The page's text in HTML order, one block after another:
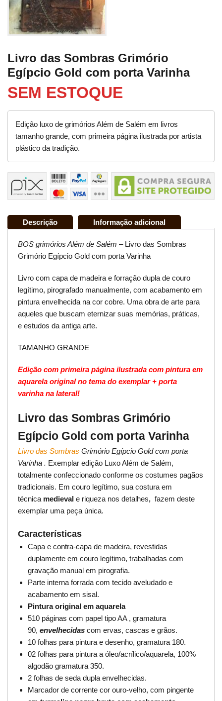
Livro das Sombras Grimório
Egípcio Gold com porta Varinha
SEM ESTOQUE
Edição luxo de grimórios Além de Salém em livros
tamanho grande, com primeira página ilustrada por artista
plástico da tradição.
Descrição Informação adicional
BOS grimórios Além de Salém – Livro das Sombras
Grimório Egípcio Gold com porta Varinha
Livro com capa de madeira e forração dupla de couro
legítimo, pirografado manualmente, com acabamento em
pintura envelhecida na cor cobre. Uma obra de arte para
aqueles que buscam eternizar suas memórias, práticas,
e estudos da antiga arte.
TAMANHO GRANDE
Edição com primeira página ilustrada com pintura em
aquarela original no tema do exemplar + porta
varinha na lateral!
Livro das Sombras Grimório
Egípcio Gold com porta Varinha
Livro das Sombras Grimório Egípcio Gold com porta
Varinha . Exemplar edição Luxo Além de Salém,
totalmente confeccionado conforme os costumes pagãos
tradicionais. Em couro legítimo, sua costura em
técnica medieval e riqueza nos detalhes, fazem deste
exemplar uma peça única.
Características
Capa e contra-capa de madeira, revestidas
duplamente em couro legítimo, trabalhadas com
gravação manual em pirografia.
Parte interna forrada com tecido aveludado e
acabamento em sisal.
Pintura original em aquarela
510 páginas com papel tipo AA , gramatura
90, envelhecidas com ervas, cascas e grãos.
10 folhas para pintura e desenho, gramatura 180.
02 folhas para pintura a óleo/acrílico/aquarela, 100%
algodão gramatura 350.
2 folhas de seda dupla envelhecidas.
Marcador de corrente cor ouro-velho, com pingente